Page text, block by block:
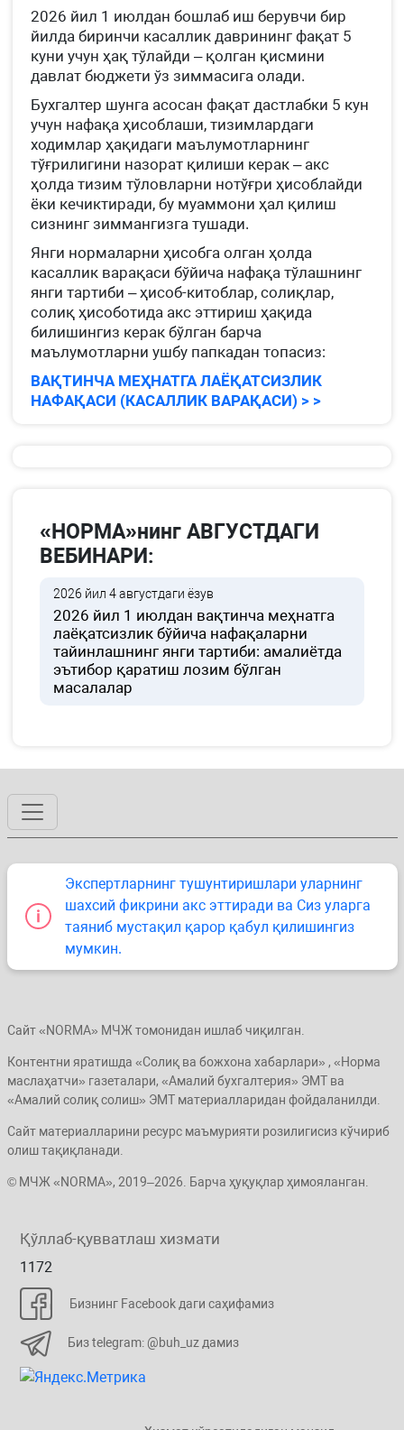
2026 йил 1 июлдан бошлаб иш берувчи бир
йилда биринчи касаллик даврининг фақат 5
куни учун ҳақ тўлайди – қолган қисмини
давлат бюджети ўз зиммасига олади.
Бухгалтер шунга асосан фақат дастлабки 5 кун
учун нафақа ҳисоблаши, тизимлардаги
ходимлар ҳақидаги маълумотларнинг
тўғрилигини назорат қилиши керак – акс
ҳолда тизим тўловларни нотўғри ҳисоблайди
ёки кечиктиради, бу муаммони ҳал қилиш
сизнинг зиммангизга тушади.
Янги нормаларни ҳисобга олган ҳолда
касаллик варақаси бўйича нафақа тўлашнинг
янги тартиби – ҳисоб-китоблар, солиқлар,
солиқ ҳисоботида акс эттириш ҳақида
билишингиз керак бўлган барча
маълумотларни ушбу папкадан топасиз:
ВАҚТИНЧА МЕҲНАТГА ЛАЁҚАТСИЗЛИК
НАФАҚАСИ (КАСАЛЛИК ВАРАҚАСИ) > >
«НОРМА»нинг АВГУСТДАГИ
ВЕБИНАРИ:
2026 йил 4 августдаги ёзув
2026 йил 1 июлдан вақтинча меҳнатга
лаёқатсизлик бўйича нафақаларни
тайинлашнинг янги тартиби: амалиётда
эътибор қаратиш лозим бўлган
масалалар
Экспертларнинг тушунтиришлари уларнинг
шахсий фикрини акс эттиради ва Сиз уларга
таяниб мустақил қарор қабул қилишингиз
мумкин.
Сайт «NORMA» МЧЖ томонидан ишлаб чиқилган.
Контентни яратишда «Солиқ ва божхона хабарлари» , «Норма
маслаҳатчи» газеталари, «Амалий бухгалтерия» ЭМТ ва
«Амалий солиқ солиш» ЭМТ материалларидан фойдаланилди.
Сайт материалларини ресурс маъмурияти розилигисиз кўчириб
олиш тақиқланади.
© МЧЖ «NORMA», 2019–2026. Барча ҳуқуқлар ҳимояланган.
Қўллаб-қувватлаш хизмати
1172
Бизнинг Facebook даги саҳифамиз
Биз telegram: @buh_uz дамиз